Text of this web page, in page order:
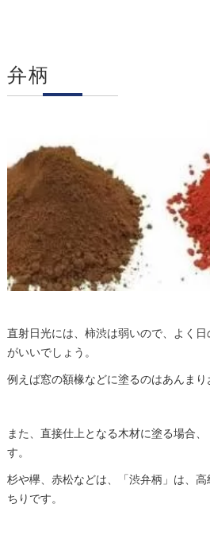
弁柄
直射日光には、柿渋は弱いので、よく
がいいでしょう。
例えば窓の額椽などに塗るのはあんまり
また、直接仕上となる木材に塗る場合
す。
杉や欅、赤松などは、「渋弁柄」は、
ちりです。